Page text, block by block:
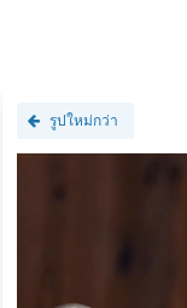
รูปใหม่กว่า